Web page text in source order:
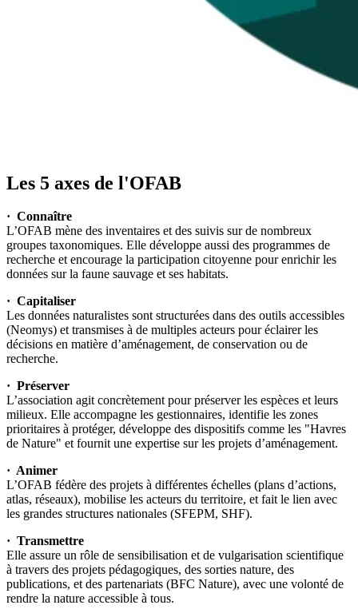
Les 5 axes de l'OFAB
· Connaître
L’OFAB mène des inventaires et des suivis sur de nombreux
groupes taxonomiques. Elle développe aussi des programmes de
recherche et encourage la participation citoyenne pour enrichir les
données sur la faune sauvage et ses habitats.
· Capitaliser
Les données naturalistes sont structurées dans des outils accessibles
(Neomys) et transmises à de multiples acteurs pour éclairer les
décisions en matière d’aménagement, de conservation ou de
recherche.
· Préserver
L’association agit concrètement pour préserver les espèces et leurs
milieux. Elle accompagne les gestionnaires, identifie les zones
prioritaires à protéger, développe des dispositifs comme les "Havres
de Nature" et fournit une expertise sur les projets d’aménagement.
· Animer
L’OFAB fédère des projets à différentes échelles (plans d’actions,
atlas, réseaux), mobilise les acteurs du territoire, et fait le lien avec
les grandes structures nationales (SFEPM, SHF).
· Transmettre
Elle assure un rôle de sensibilisation et de vulgarisation scientifique
à travers des projets pédagogiques, des sorties nature, des
publications, et des partenariats (BFC Nature), avec une volonté de
rendre la nature accessible à tous.